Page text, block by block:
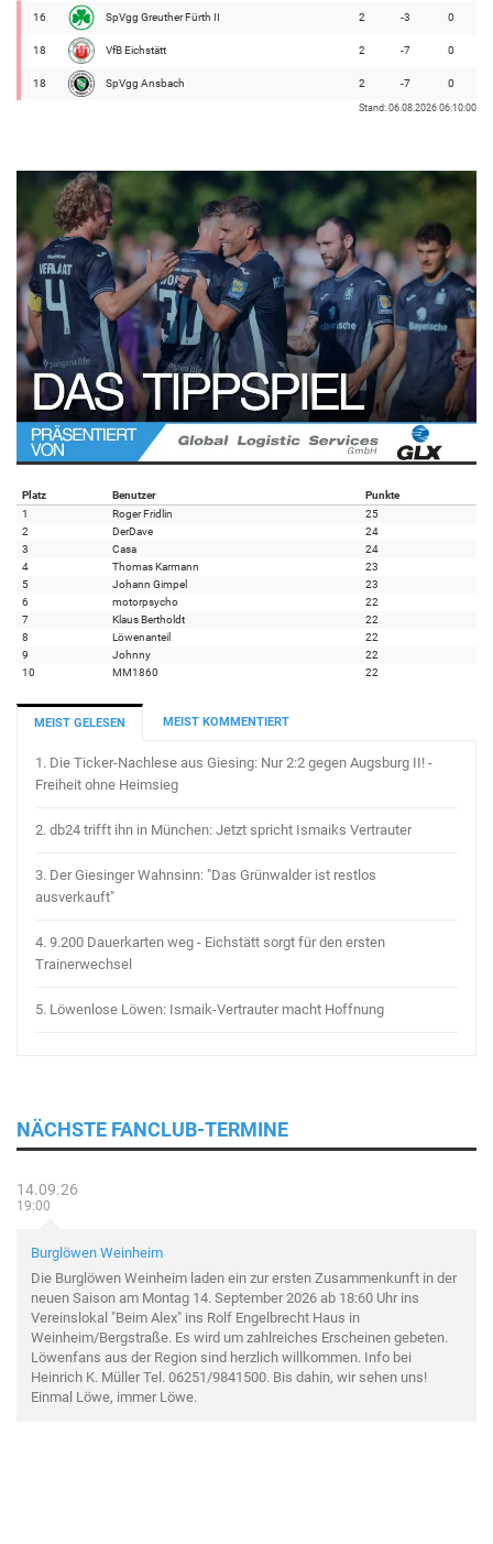
16 SpVgg Greuther Fürth II 2 -3 0
18 VfB Eichstätt 2 -7 0
18 SpVgg Ansbach 2 -7 0
Stand: 06.08.2026 06:10:00
Platz Benutzer
Punkte
1
Roger Fridlin
25
2
DerDave
24
3
Casa
24
4
Thomas Karmann
23
5
Johann Gimpel
23
6
motorpsycho
22
7
Klaus Bertholdt
22
8
Löwenanteil
22
9
Johnny
22
10
MM1860 22
MEIST GELESEN MEIST KOMMENTIERT
1. Die Ticker-Nachlese aus Giesing: Nur 2:2 gegen Augsburg II! -
Freiheit ohne Heimsieg
2. db24 trifft ihn in München: Jetzt spricht Ismaiks Vertrauter
3. Der Giesinger Wahnsinn: "Das Grünwalder ist restlos
ausverkauft"
4. 9.200 Dauerkarten weg - Eichstätt sorgt für den ersten
Trainerwechsel
5. Löwenlose Löwen: Ismaik-Vertrauter macht Hoffnung
NÄCHSTE FANCLUB-TERMINE
14.09.26
19:00
Burglöwen Weinheim
Die Burglöwen Weinheim laden ein zur ersten Zusammenkunft in der
neuen Saison am Montag 14. September 2026 ab 18:60 Uhr ins
Vereinslokal "Beim Alex" ins Rolf Engelbrecht Haus in
Weinheim/Bergstraße. Es wird um zahlreiches Erscheinen gebeten.
Löwenfans aus der Region sind herzlich willkommen. Info bei
Heinrich K. Müller Tel. 06251/9841500. Bis dahin, wir sehen uns!
Einmal Löwe, immer Löwe.